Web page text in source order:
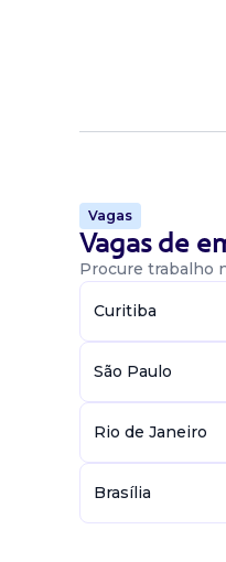
Vagas
Vagas de
Procure trabalho
Curitiba
São Paulo
Rio de Janeiro
Brasília